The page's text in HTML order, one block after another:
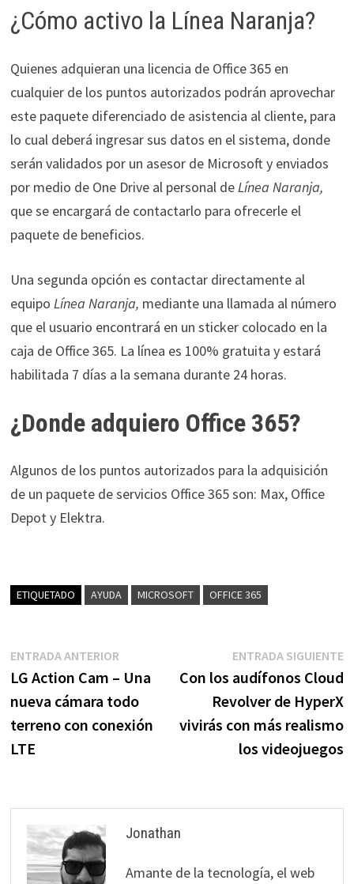
¿Cómo activo la Línea Naranja?
Quienes adquieran una licencia de Office 365 en
cualquier de los puntos autorizados podrán aprovechar
este paquete diferenciado de asistencia al cliente, para
lo cual deberá ingresar sus datos en el sistema, donde
serán validados por un asesor de Microsoft y enviados
por medio de One Drive al personal deLínea Naranja,
que se encargará de contactarlo para ofrecerle el
paquete de beneficios.
Una segunda opción es contactar directamente al
equipo Línea Naranja, mediante una llamada al número
que el usuario encontrará en un sticker colocado en la
caja de Office 365. La línea es 100% gratuita y estará
habilitada 7 días a la semana durante 24 horas.
¿Donde adquiero Office 365?
Algunos de los puntos autorizados para la adquisición
de un paquete de servicios Office 365 son: Max, Office
Depot y Elektra.
ETIQUETADO AYUDA MICROSOFT OFFICE 365
Navegación
de
entradas
ENTRADA ANTERIOREntrada
anterior:
LG Action Cam – Una
nueva cámara todo
terreno con conexión
LTE
ENTRADA SIGUIENTE
Con los audífonos Cloud
Revolver de HyperX
vivirás con más realismo
los videojuegos
Jonathan
Amante de la tecnología, el web